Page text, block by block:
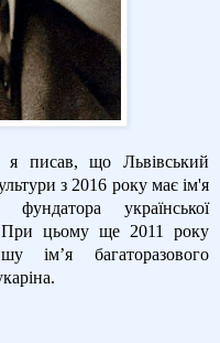
я писав, що Львівський
з 2016 року має ім'я
української
При цьому ще 2011 року
ім’я багаторазового